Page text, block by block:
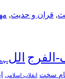
, قران و حدیث,
الفرج
سخت انقلاب اسلامی